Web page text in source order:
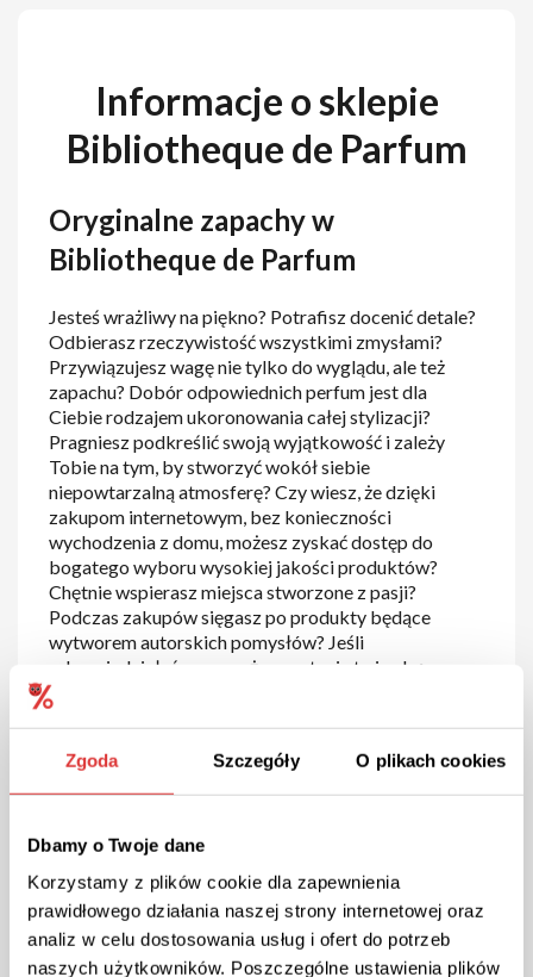
Zgoda Szczegóły O plikach cookies
Dbamy o Twoje dane
Korzystamy z plików cookie dla zapewnienia
prawidłowego działania naszej strony internetowej oraz
analiz w celu dostosowania usług i ofert do potrzeb
naszych użytkowników. Poszczególne ustawienia plików
Informacje o sklepie
Bibliotheque de Parfum
Oryginalne zapachy w
Bibliotheque de Parfum
Jesteś wrażliwy na piękno? Potrafisz docenić detale?
Odbierasz rzeczywistość wszystkimi zmysłami?
Przywiązujesz wagę nie tylko do wyglądu, ale też
zapachu? Dobór odpowiednich perfum jest dla
Ciebie rodzajem ukoronowania całej stylizacji?
Pragniesz podkreślić swoją wyjątkowość i zależy
Tobie na tym, by stworzyć wokół siebie
niepowtarzalną atmosferę? Czy wiesz, że dzięki
zakupom internetowym, bez konieczności
wychodzenia z domu, możesz zyskać dostęp do
bogatego wyboru wysokiej jakości produktów?
Chętnie wspierasz miejsca stworzone z pasji?
Podczas zakupów sięgasz po produkty będące
wytworem autorskich pomysłów? Jeśli
odpowiedziałeś na powyższe pytania twierdząco,
koniecznie odwiedź sklep internetowy Bibliotheque
de Parfum i zapoznaj się z jego asortymentem.
kompozycje zapachowe? Skorzystaj z możliwości,
jakie otwierają przed Tobąpromocje Bibliotheque
myślisz.
Co to Bibliotheque de Parfum? Bibliotheque de
Parfum to marka perfum, które w ostatnich latach
weszły szturmem na europejski i kanadyjski rynek.
Twórcom Bibliotheque de Parfum zależy na tym, by